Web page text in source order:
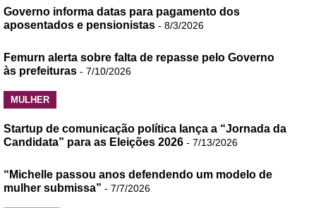
Governo informa datas para pagamento dos
aposentados e pensionistas - 8/3/2026
Femurn alerta sobre falta de repasse pelo Governo
às prefeituras - 7/10/2026
MULHER
Startup de comunicação política lança a “Jornada da
Candidata” para as Eleições 2026 - 7/13/2026
“Michelle passou anos defendendo um modelo de
mulher submissa” - 7/7/2026